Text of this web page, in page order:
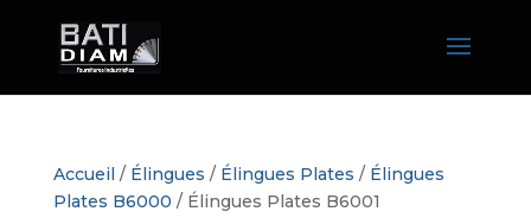
Accueil / Élingues / Élingues Plates / Élingues
Plates B6000 / Élingues Plates B6001